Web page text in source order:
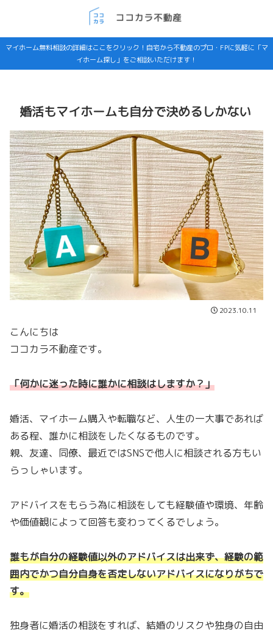
マイホーム無料相談の詳細はここをクリック！自宅から不動産のプロ・FPに気軽に「マ
イホーム探し」をご相談いただけます！
婚活もマイホームも自分で決めるしかない
2023.10.11
こんにちは
ココカラ不動産です。
「何かに迷った時に誰かに相談はしますか？」
婚活、マイホーム購入や転職など、人生の一大事であれば
ある程、誰かに相談をしたくなるものです。
親、友達、同僚、最近ではSNSで他人に相談される方もい
らっしゃいます。
アドバイスをもらう為に相談をしても経験値や環境、年齢
や価値観によって回答も変わってくるでしょう。
誰もが自分の経験値以外のアドバイスは出来ず、経験の範
囲内でかつ自分自身を否定しないアドバイスになりがちで
す。
独身者に婚活の相談をすれば、結婚のリスクや独身の自由